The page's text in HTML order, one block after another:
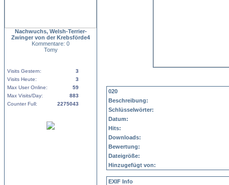
Nachwuchs, Welsh-Terrier-
Zwinger von der Krebsförde4
Kommentare: 0
Tomy
Visits Gestern:
3
Visits Heute:
3
Max User Online:
59
Max Visits/Day:
883
Counter Full:
2275043
020
Beschreibung:
Schlüsselwörter:
Datum:
Hits:
Downloads:
Bewertung:
Dateigröße:
Hinzugefügt von:
EXIF Info